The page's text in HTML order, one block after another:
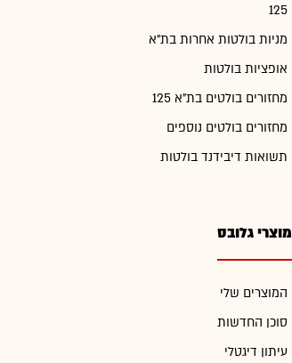
125
מניות בולטות אחרות בת"א
אופציות בולטות
מחזורים בולטים בת"א 125
מחזורים בולטים נוספים
תשואות דיבידנד בולטות
מוצרי גלובס
המוצרים שלי
סוכן החדשות
עיתון דיגטלי